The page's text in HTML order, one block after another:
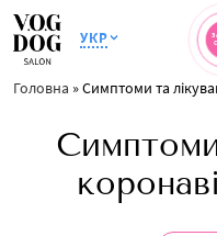
УКР
Головна »Симптоми та